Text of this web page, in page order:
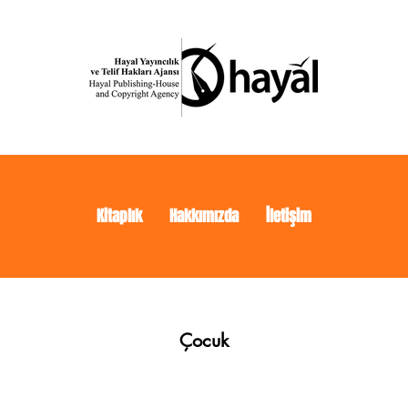
Kitaplık Hakkımızda İletişim
Çocuk